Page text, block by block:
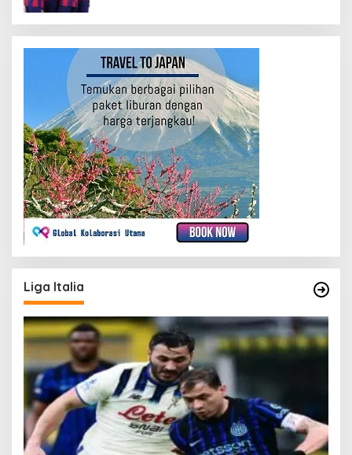
Liga Italia